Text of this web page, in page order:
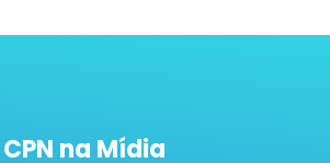
CPN na Mídia